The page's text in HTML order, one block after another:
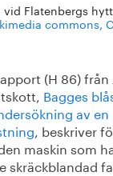
vid Flatenbergs
commons,
(H 86)
Bagges
av en
, beskriver
maskin som
skräckblandad